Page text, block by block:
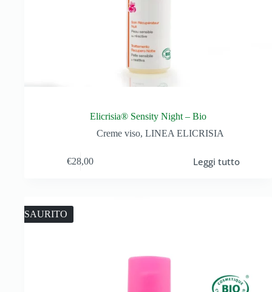
Elicrisia® Sensity Night – Bio
Creme viso, LINEA ELICRISIA
€28,00 Leggi tutto
ESAURITO